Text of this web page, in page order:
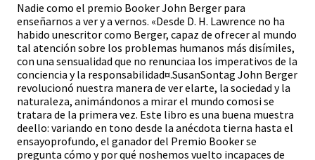
Nadie como el premio Booker John Berger para
enseñarnos a ver y a vernos. «Desde D. H. Lawrence no ha
habido unescritor como Berger, capaz de ofrecer al mundo
tal atención sobre los problemas humanos más disímiles,
con una sensualidad que no renunciaa los imperativos de la
conciencia y la responsabilidad¤.SusanSontag John Berger
revolucionó nuestra manera de ver elarte, la sociedad y la
naturaleza, animándonos a mirar el mundo comosi se
tratara de la primera vez. Este libro es una buena muestra
deello: variando en tono desde la anécdota tierna hasta el
ensayoprofundo, el ganador del Premio Booker se
pregunta cómo y por qué noshemos vuelto incapaces de